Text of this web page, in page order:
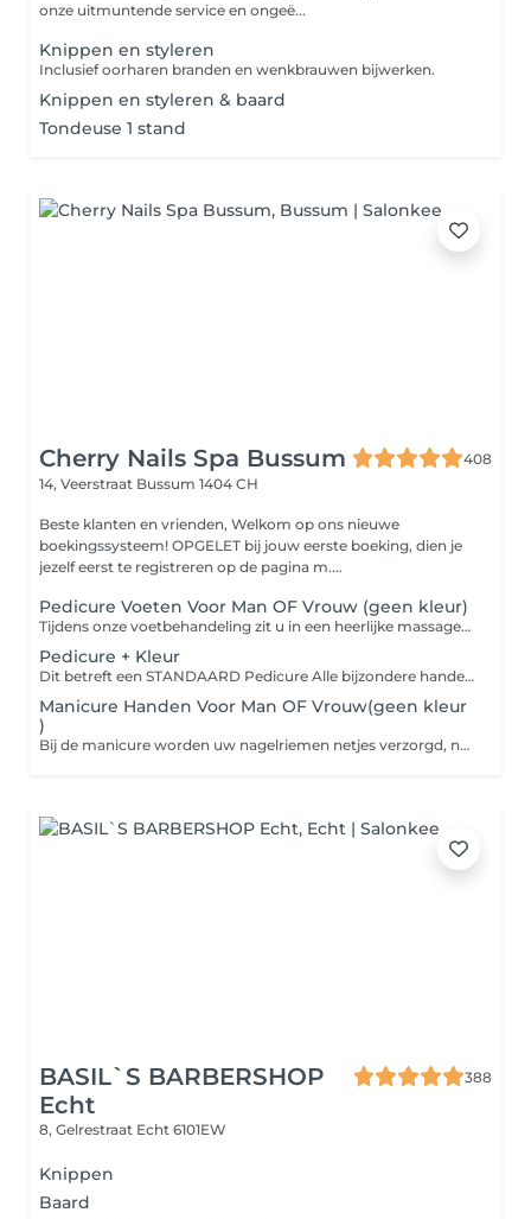
onze uitmuntende service en ongeë...
Knippen en styleren
Inclusief oorharen branden en wenkbrauwen bijwerken.
Knippen en styleren & baard
Tondeuse 1 stand
Cherry Nails Spa Bussum
408
14, Veerstraat Bussum 1404 CH
Beste klanten en vrienden, Welkom op ons nieuwe
boekingssysteem! OPGELET bij jouw eerste boeking, dien je
jezelf eerst te registreren op de pagina m....
Pedicure Voeten Voor Man OF Vrouw (geen kleur)
Tijdens onze voetbehandeling zit u in een heerlijke massagestoel en geniet u van een voetenbad. Bij de spa pedicure worden uw nagelriemen netjes verzorgd - Nagels knippen + glad maken + vorm vijlen, ingegroeide nagel behandelen - Verwijderen van eelt en ruwe plekjes - Massage met scrub - Spray met desinfecterende alcohol - Voeten insmeren met creme als afsluiting _ Let op kost 10€ extra per kuntsnagel
Pedicure + Kleur
Dit betreft een STANDAARD Pedicure Alle bijzondere handelingen die risicovol zijn (bijvoorbeeld een ingegroeide teennagel of in geval van suikerziekte) gebeuren op eigen risico.
Manicure Handen Voor Man OF Vrouw(geen kleur
)
Bij de manicure worden uw nagelriemen netjes verzorgd, nagels worden geknipt en glad gemaakt. De vorm van de nagel wordt gevijld en als afsluiting worden de handen met creme ingesmeerd.
BASIL`S BARBERSHOP
Echt
388
8, Gelrestraat Echt 6101EW
Knippen
Baard